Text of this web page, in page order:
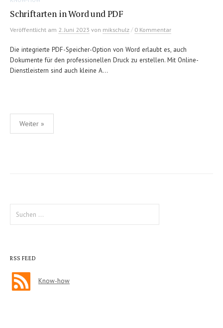
Schriftarten in Word und PDF
Veröffentlicht am 2. Juni 2023 von mikschulz / 0 Kommentar
Die integrierte PDF-Speicher-Option von Word erlaubt es, auch
Dokumente für den professionellen Druck zu erstellen. Mit Online-
Dienstleistern sind auch kleine A...
Seitennummerierung
der
Weiter »
nach:
RSS FEED
Know-how